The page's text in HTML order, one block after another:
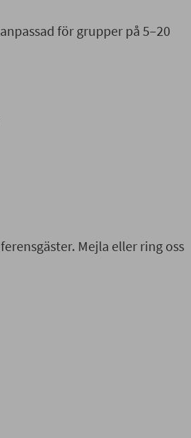
för grupper på 5–20
Mejla eller ring oss